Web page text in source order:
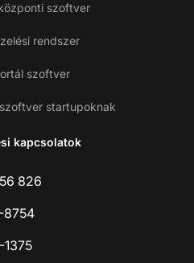
szoftver
rendszer
szoftver
startupoknak
kapcsolatok
826
8754